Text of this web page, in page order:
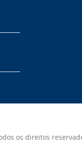
os direitos